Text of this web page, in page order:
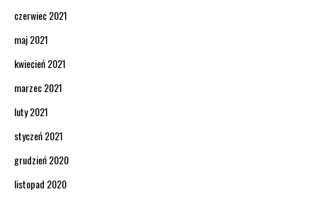
czerwiec 2021
maj 2021
kwiecień 2021
marzec 2021
luty 2021
styczeń 2021
grudzień 2020
listopad 2020